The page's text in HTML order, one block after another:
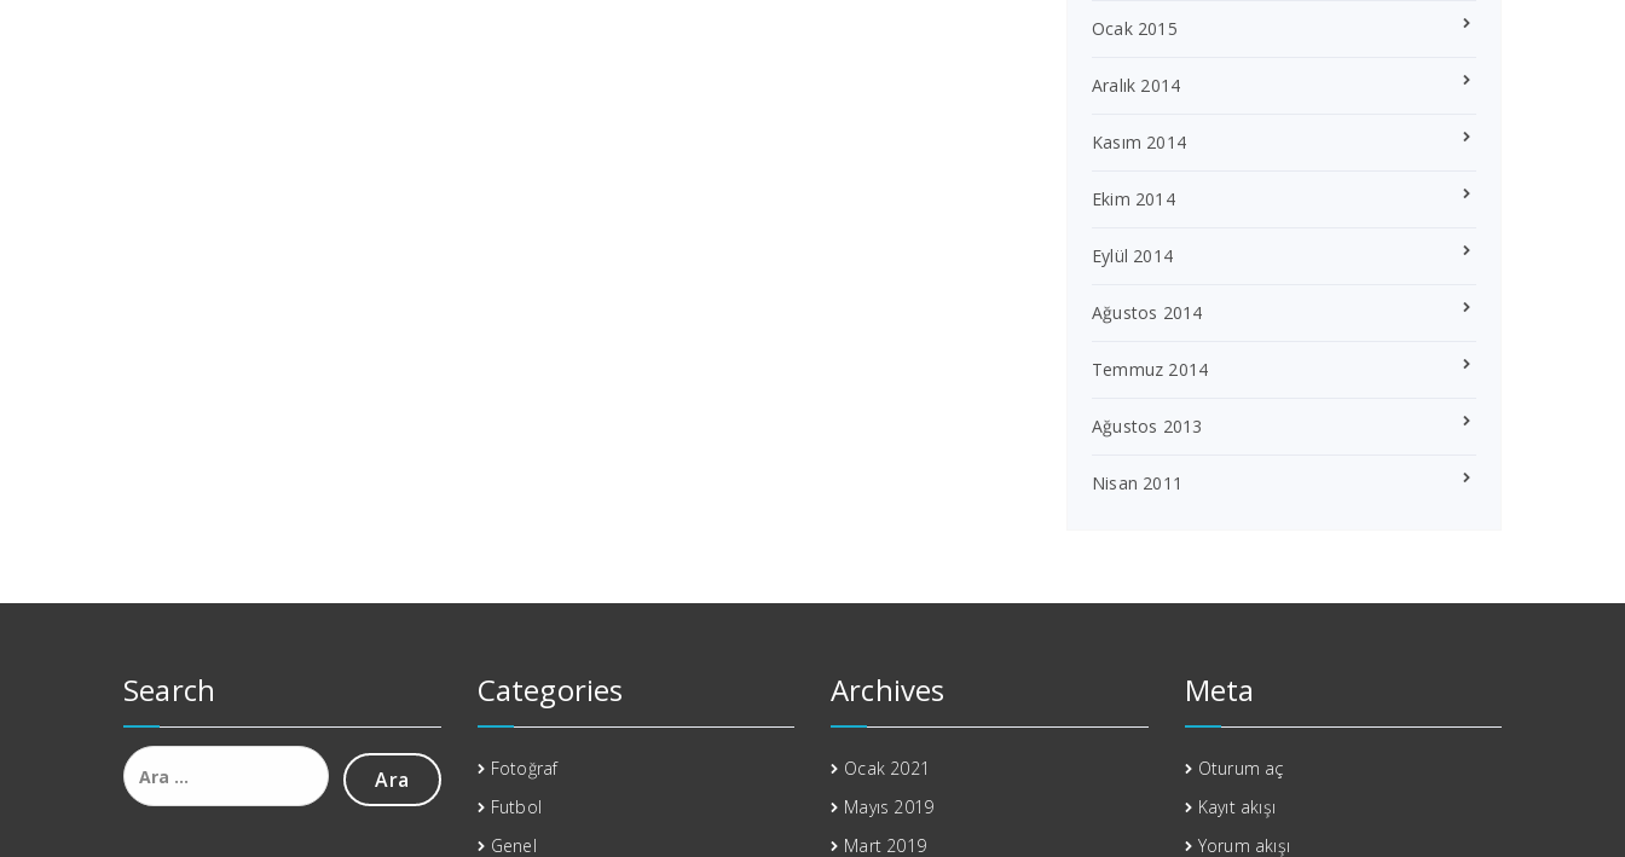
Ocak 2015
Aralık 2014
Kasım 2014
Ekim 2014
Eylül 2014
Ağustos 2014
Temmuz 2014
Ağustos 2013
Nisan 2011
Search
Arama:
Categories
Fotoğraf
Futbol
Genel
Archives
Ocak 2021
Mayıs 2019
Mart 2019
Meta
Oturum aç
Kayıt akışı
Yorum akışı